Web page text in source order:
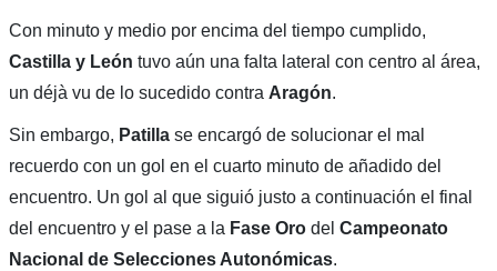
Con minuto y medio por encima del tiempo cumplido,
Castilla y León tuvo aún una falta lateral con centro al área,
un déjà vu de lo sucedido contra Aragón.
Sin embargo, Patillase encargó de solucionar el mal
recuerdo con un gol en el cuarto minuto de añadido del
encuentro. Un gol al que siguió justo a continuación el final
del encuentro y el pase a la Fase Orodel Campeonato
Nacional de Selecciones Autonómicas.